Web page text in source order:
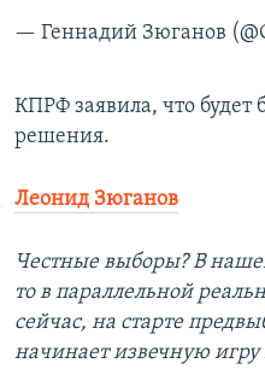
— Геннадий Зюганов
КПРФ заявила, что будет
решения.
Леонид Зюганов
Честные выборы? В
то в параллельной
сейчас, на старте
начинает извечную